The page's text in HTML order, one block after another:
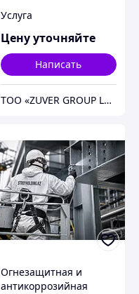
Услуга
Цену уточняйте
Написать
ТОО «ZUVER GROUP LTD»
Огнезащитная и
антикоррозийная